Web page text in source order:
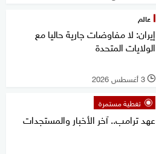
عالم
إيران: لا مفاوضات جارية حاليا مع
الولايات المتحدة
l 3 أغسطس 2026
تغطية مستمرة
عهد ترامب.. آخر الأخبار والمستجدات